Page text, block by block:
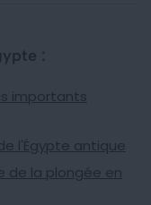
:
importants
l'Égypte antique
de la plongée en